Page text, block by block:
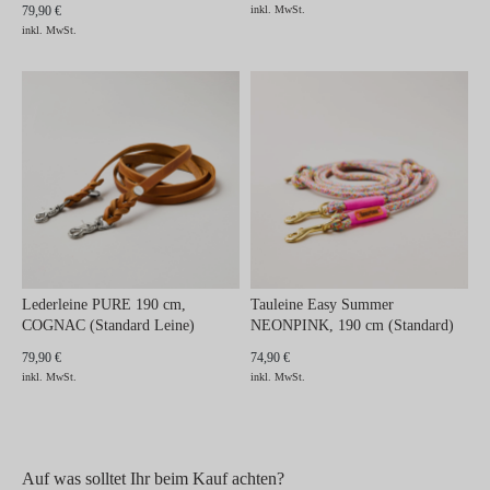
79,90 €
inkl. MwSt.
inkl. MwSt.
Lederleine PURE 190 cm,
COGNAC (Standard Leine)
79,90 €
inkl. MwSt.
Tauleine Easy Summer
NEONPINK, 190 cm (Standard)
74,90 €
inkl. MwSt.
Auf was solltet Ihr beim Kauf achten?